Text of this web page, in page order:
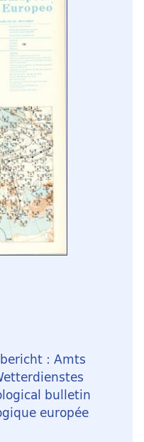
: Amts
bulletin
europée